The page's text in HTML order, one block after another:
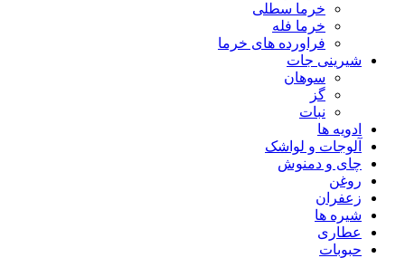
خرما سطلی
خرما فله
فراورده های خرما
شیرینی جات
سوهان
گز
نبات
ادویه ها
آلوجات و لواشک
چای و دمنوش
روغن
زعفران
شیره ها
عطاری
حبوبات